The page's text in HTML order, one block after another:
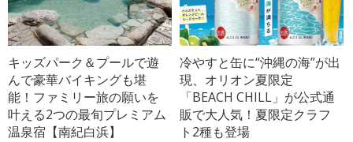
キッズパーク＆プールで遊
んで豪華バイキングも堪
能！ファミリー旅の願いを
叶える2つの最旬プレミアム
温泉宿【南紀白浜】
冷やすと缶に“沖縄の海”が出
現、オリオン夏限定
「BEACH CHILL」が公式通
販で大人気！夏限定クラフ
ト2種も登場